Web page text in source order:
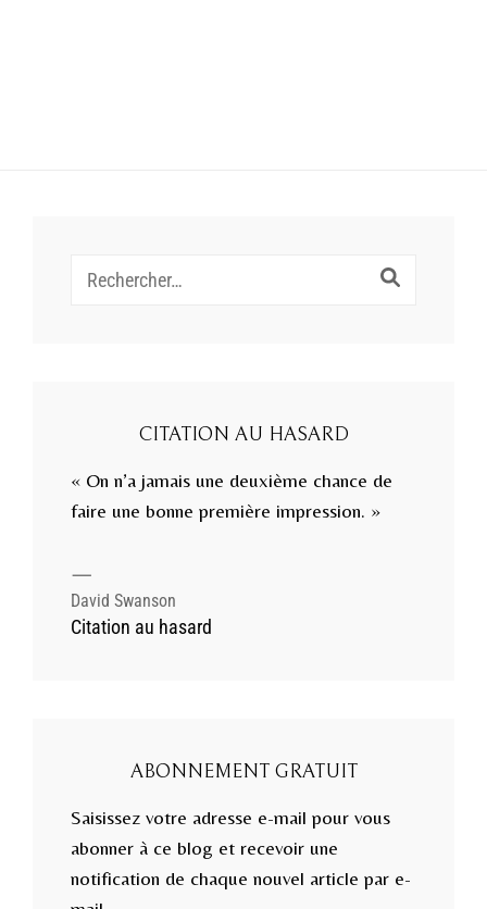
CITATION AU HASARD
« On n’a jamais une deuxième chance de
faire une bonne première impression. »
—
David Swanson
Citation au hasard
ABONNEMENT GRATUIT
Saisissez votre adresse e-mail pour vous
abonner à ce blog et recevoir une
notification de chaque nouvel article par e-